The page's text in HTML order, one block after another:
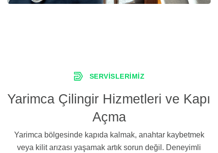
SERVISLERIMIZ
Yarimca Çilingir Hizmetleri ve Kapı
Açma
Yarimca bölgesinde kapıda kalmak, anahtar kaybetmek
veya kilit arızası yaşamak artık sorun değil. Deneyimli